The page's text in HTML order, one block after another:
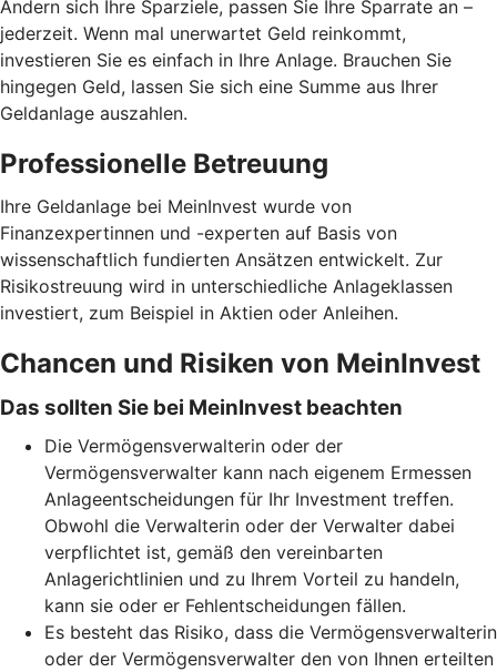
Ändern sich Ihre Sparziele, passen Sie Ihre Sparrate an –
jederzeit. Wenn mal unerwartet Geld reinkommt,
investieren Sie es einfach in Ihre Anlage. Brauchen Sie
hingegen Geld, lassen Sie sich eine Summe aus Ihrer
Geldanlage auszahlen.
Professionelle Betreuung
Ihre Geldanlage bei MeinInvest wurde von
Finanzexpertinnen und -experten auf Basis von
wissenschaftlich fundierten Ansätzen entwickelt. Zur
Risikostreuung wird in unterschiedliche Anlageklassen
investiert, zum Beispiel in Aktien oder Anleihen.
Chancen und Risiken von MeinInvest
Das sollten Sie bei MeinInvest beachten
Die Vermögensverwalterin oder der
Vermögensverwalter kann nach eigenem Ermessen
Anlageentscheidungen für Ihr Investment treffen.
Obwohl die Verwalterin oder der Verwalter dabei
verpflichtet ist, gemäß den vereinbarten
Anlagerichtlinien und zu Ihrem Vorteil zu handeln,
kann sie oder er Fehlentscheidungen fällen.
Es besteht das Risiko, dass die Vermögensverwalterin
oder der Vermögensverwalter den von Ihnen erteilten